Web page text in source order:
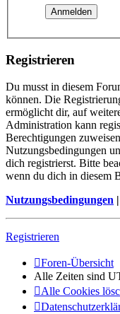
Registrieren
Du musst in diesem
können. Die
ermöglicht dir, auf
Administration kann
Berechtigungen
Nutzungsbedingungen
dich registrierst. Bitte
wenn du dich in diesem
Nutzungsbedingungen |
Registrieren
Foren-Übersicht
Alle Zeiten sind
Alle Cookies